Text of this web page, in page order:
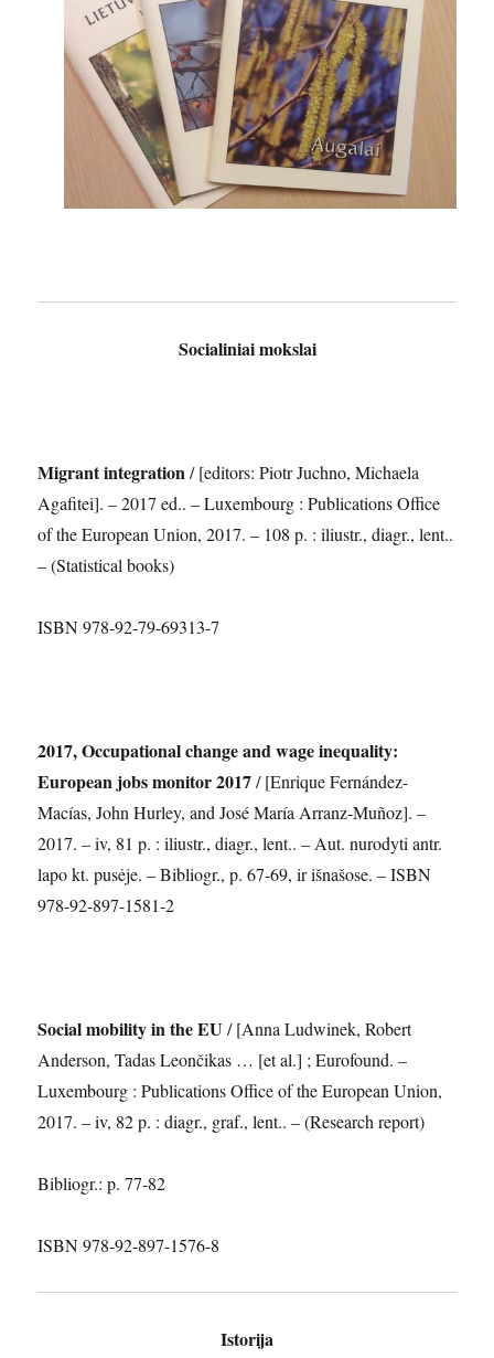
Socialiniai mokslai
Migrant integration/ [editors: Piotr Juchno, Michaela
Agafitei]. – 2017 ed.. – Luxembourg : Publications Office
of the European Union, 2017. – 108 p. : iliustr., diagr., lent..
– (Statistical books)
ISBN 978-92-79-69313-7
2017, Occupational change and wage inequality:
European jobs monitor 2017/ [Enrique Fernández-
Macías, John Hurley, and José María Arranz-Muñoz]. –
2017. – iv, 81 p. : iliustr., diagr., lent.. – Aut. nurodyti antr.
lapo kt. pusėje. – Bibliogr., p. 67-69, ir išnašose. – ISBN
978-92-897-1581-2
Social mobility in the EU / [Anna Ludwinek, Robert
Anderson, Tadas Leončikas … [et al.] ; Eurofound. –
Luxembourg : Publications Office of the European Union,
2017. – iv, 82 p. : diagr., graf., lent.. – (Research report)
Bibliogr.: p. 77-82
ISBN 978-92-897-1576-8
Istorija